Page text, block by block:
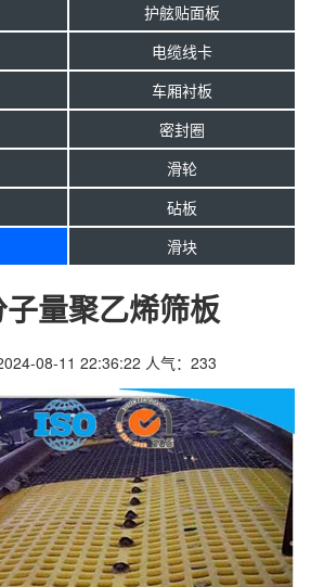
护舷贴面板
电缆线卡
车厢衬板
密封圈
滑轮
砧板
滑块
量聚乙烯筛板
08-11 22:36:22 人气： 233